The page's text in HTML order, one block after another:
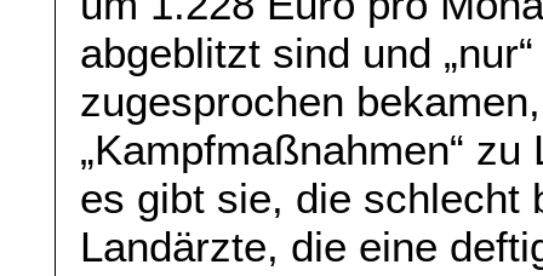
abgeblitzt sind und
zugesprochen
„Kampfmaßnahmen“
es gibt sie, die schlecht
Landärzte, die eine